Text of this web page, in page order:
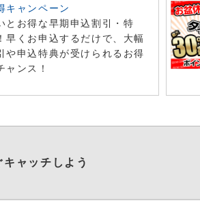
キャンペーン
とお得な早期申込割引・特
早くお申込するだけで、大幅
や申込特典が受けられるお得
ャンス！
ャッチしよう